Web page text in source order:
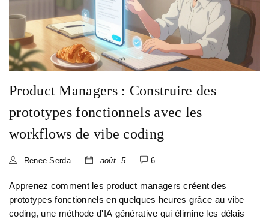
Product Managers : Construire des
prototypes fonctionnels avec les
workflows de vibe coding
Renee Serda août. 5 6
Apprenez comment les product managers créent des
prototypes fonctionnels en quelques heures grâce au vibe
coding, une méthode d'IA générative qui élimine les délais